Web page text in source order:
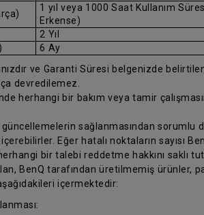
1 yıl veya 1000 Saat Kullanım
Erkense)
2 Yıl
6 Ay
ve Garanti Süresi belgenizde
devredilemez.
herhangi bir bakım veya tamir
sağlanmasından sorumlu
Eğer hatalı noktaların sayısı
bir talebi reddetme hakkını saklı
BenQ tarafından üretilmemiş ürünler,
içermektedir: